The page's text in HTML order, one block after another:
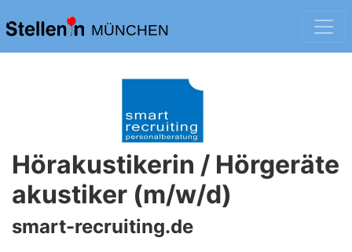
MÜNCHEN
Hörakustikerin / Hörgeräte
akustiker (m/w/d)
smart-recruiting.de